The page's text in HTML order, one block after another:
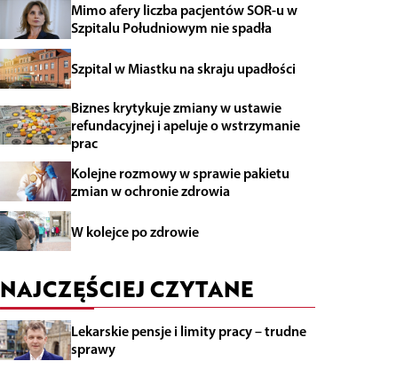
Mimo afery liczba pacjentów SOR-u w
Szpitalu Południowym nie spadła
Szpital w Miastku na skraju upadłości
Biznes krytykuje zmiany w ustawie
refundacyjnej i apeluje o wstrzymanie
prac
Kolejne rozmowy w sprawie pakietu
zmian w ochronie zdrowia
W kolejce po zdrowie
NAJCZĘŚCIEJ CZYTANE
Lekarskie pensje i limity pracy – trudne
sprawy